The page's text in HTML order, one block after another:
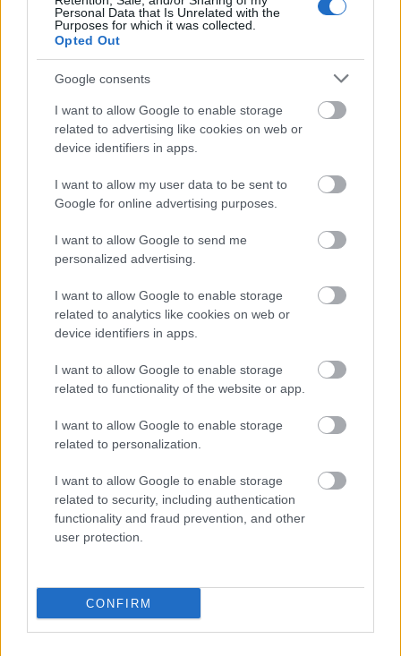
Personal Data that Is Unrelated with the
Purposes for which it was collected.
Opted Out
Google consents
I want to allow Google to enable storage
related to advertising like cookies on web or
device identifiers in apps.
I want to allow my user data to be sent to
Google for online advertising purposes.
I want to allow Google to send me
personalized advertising.
I want to allow Google to enable storage
related to analytics like cookies on web or
device identifiers in apps.
I want to allow Google to enable storage
related to functionality of the website or app.
I want to allow Google to enable storage
related to personalization.
I want to allow Google to enable storage
related to security, including authentication
functionality and fraud prevention, and other
user protection.
CONFIRM
energiatárolás jövője az EU-ban
A megújulós kapacitások gyors ütemű bővítése szűk
keresztmetszeteket eredményezett az EU számos
országában a villamosenergia-hálózatban. Mivel a
megújulók időszakosan termelnek, nélkülözhetetlen
a rendszer rugalmasságának növelése mind
termelői, mind fogyasztói oldalon, valamint
Cikkajánló a hétvégére: Dániától
zöld közlekedésig
hornyikanna•2020. július 09.